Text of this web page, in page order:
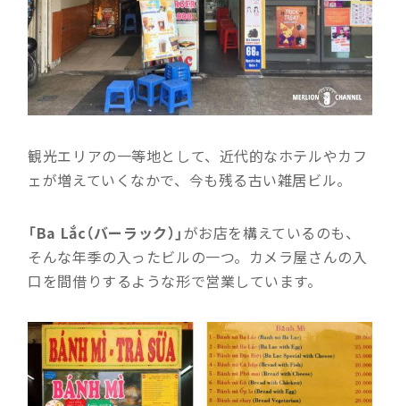
観光エリアの一等地として、近代的なホテルやカフ
ェが増えていくなかで、今も残る古い雑居ビル。
「Ba Lắc（バーラック）」がお店を構えているのも、
そんな年季の入ったビルの一つ。カメラ屋さんの入
口を間借りするような形で営業しています。